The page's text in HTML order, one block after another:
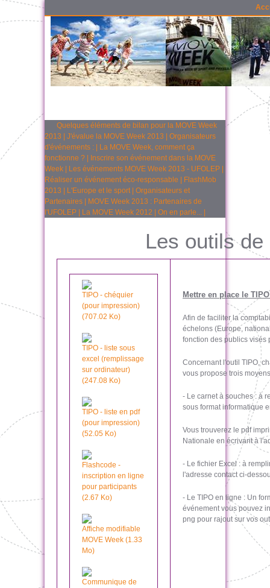
Quelques éléments de bilan pour la MOVE Week
2013
J'évalue la MOVE Week 2013
Organisateurs
d'événements :
La MOVE Week, comment ça
fonctionne ?
Inscrire son événement dans la MOVE
Week
Les événements MOVE Week 2013 - UFOLEP
Réaliser un événement éco-responsable
FlashMob
2013
L'Europe et le sport| Organisateurs et
Partenaires
MOVE Week 2013 : Partenaires de
l'UFOLEP
La MOVE Week 2012 On en parle...
Les outils
TIPO - chéquier
(pour impression)
(707.02 Ko)
TIPO - liste sous
excel (remplissage
sur ordinateur)
(247.08 Ko)
TIPO - liste en pdf
(pour impression)
(52.05 Ko)
Flashcode -
inscription en ligne
pour participants
(2.67 Ko)
Affiche modifiable
MOVE Week (1.33
Mo)
Communique de
Mettre en place le
Afin de faciliter la
échelons (Europe,
fonction des publics visés
Concernant l'outil TIPO,
vous propose trois
- Le carnet à souches : à
sous format informatique
Vous trouverez le pdf
Nationale en écrivant à
- Le fichier Excel : à
l'adresse contact ci-
- Le TIPO en ligne : Un
événement vous pouvez
png pour rajout sur vos